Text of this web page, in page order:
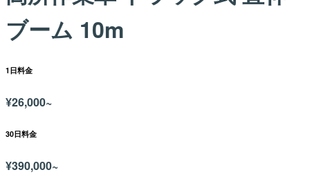
ブーム 10m
1日料金
¥26,000~
30日料金
¥390,000~